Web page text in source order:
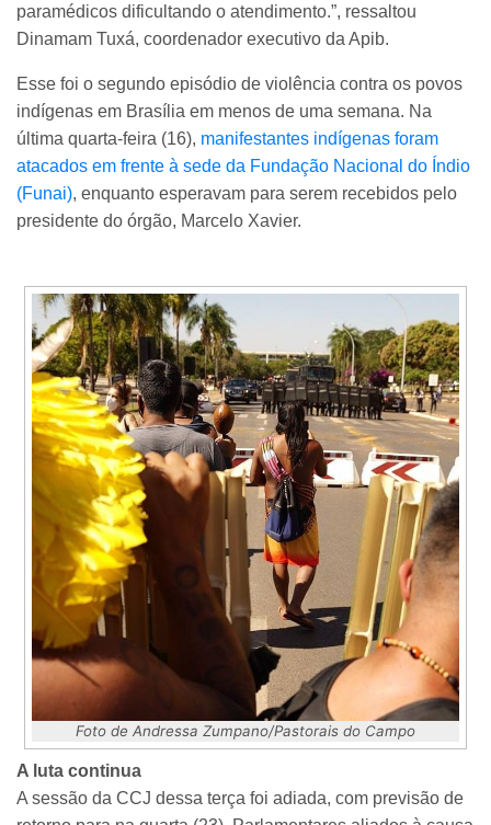
paramédicos dificultando o atendimento.”, ressaltou
Dinamam Tuxá, coordenador executivo da Apib.
Esse foi o segundo episódio de violência contra os povos
indígenas em Brasília em menos de uma semana. Na
última quarta-feira (16), manifestantes indígenas foram
atacados em frente à sede da Fundação Nacional do Índio
(Funai), enquanto esperavam para serem recebidos pelo
presidente do órgão, Marcelo Xavier.
Foto de Andressa Zumpano/Pastorais do Campo
A luta continua
A sessão da CCJ dessa terça foi adiada, com previsão de